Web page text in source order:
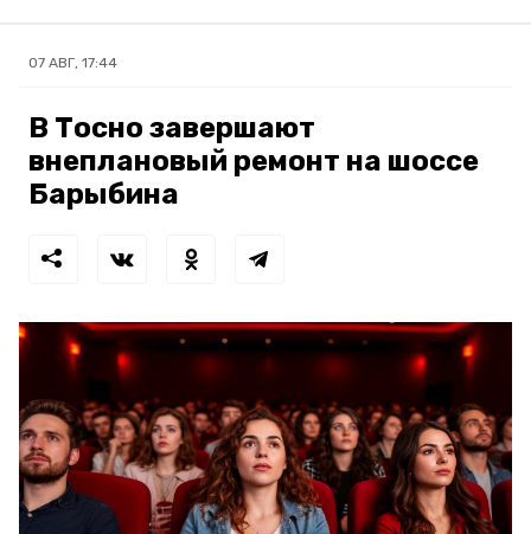
07 АВГ, 17:44
В Тосно завершают
внеплановый ремонт на шоссе
Барыбина